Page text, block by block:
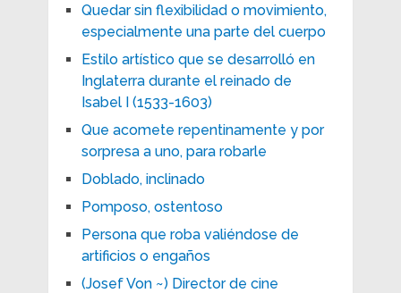
Quedar sin flexibilidad o movimiento,
especialmente una parte del cuerpo
Estilo artístico que se desarrolló en
Inglaterra durante el reinado de
Isabel I (1533-1603)
Que acomete repentinamente y por
sorpresa a uno, para robarle
Doblado, inclinado
Pomposo, ostentoso
Persona que roba valiéndose de
artificios o engaños
(Josef Von ~) Director de cine